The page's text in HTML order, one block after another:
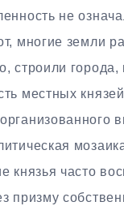
не
многие земли
строили
местных
князья часто
призму